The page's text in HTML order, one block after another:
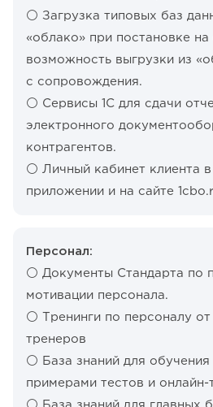
⚪️ Загрузка типовых баз
«облако» при постановке
возможность выгрузки из
с сопровождения.
⚪️ Сервисы 1С для сдачи
электронного
контрагентов.
⚪️ Личный кабинет клиента
приложении и на сайте
Персонал:
⚪️ Документы Стандарта по
мотивации персонала.
⚪️ Тренинги по персоналу
тренеров
⚪️ База знаний для
примерами тестов и
⚪️ База знаний для главных